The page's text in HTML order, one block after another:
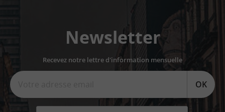
Newsletter
Recevez notre lettre d'information mensuelle
OK